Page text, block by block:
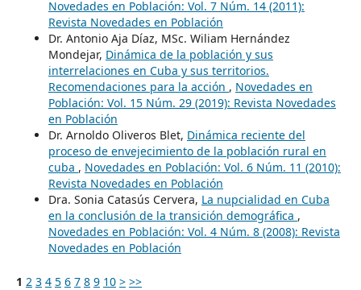
Novedades en Población: Vol. 7 Núm. 14 (2011):
Revista Novedades en Población
Dr. Antonio Aja Díaz, MSc. Wiliam Hernández
Mondejar, Dinámica de la población y sus
interrelaciones en Cuba y sus territorios.
Recomendaciones para la acción , Novedades en
Población: Vol. 15 Núm. 29 (2019): Revista Novedades
en Población
Dr. Arnoldo Oliveros Blet, Dinámica reciente del
proceso de envejecimiento de la población rural en
cuba , Novedades en Población: Vol. 6 Núm. 11 (2010):
Revista Novedades en Población
Dra. Sonia Catasús Cervera, La nupcialidad en Cuba
en la conclusión de la transición demográfica ,
Novedades en Población: Vol. 4 Núm. 8 (2008): Revista
Novedades en Población
1 2 3 4 5 6 7 8 9 10 > >>